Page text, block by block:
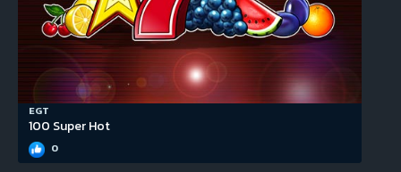
EGT
100 Super Hot
0